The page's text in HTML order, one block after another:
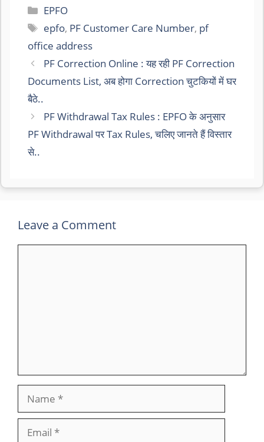
Categories
EPFO
Tags
epfo, PF Customer Care Number, pf
office address
PF Correction Online : यह रही PF Correction
Documents List, अब होगा Correction चुटकियों में घर
बैठे..
PF Withdrawal Tax Rules : EPFO के अनुसार
PF Withdrawal पर Tax Rules, चलिए जानते हैं विस्तार
से..
Leave a Comment